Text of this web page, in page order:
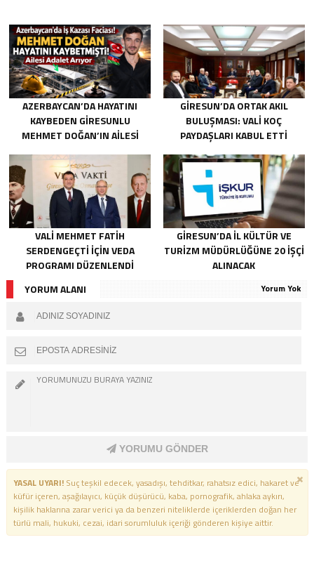
AZERBAYCAN’DA HAYATINI
KAYBEDEN GIRESUNLU
MEHMET DOĞAN’IN AILESI
GIRESUN’DA ORTAK AKIL
BULUŞMASI: VALI KOÇ
PAYDAŞLARI KABUL ETTI
VALI MEHMET FATIH
SERDENGEÇTI İÇIN VEDA
PROGRAMI DÜZENLENDI
GIRESUN’DA İL KÜLTÜR VE
TURIZM MÜDÜRLÜĞÜNE 20 İŞÇI
ALINACAK
YORUM ALANI
Yorum Yok
YORUMU GÖNDER
YASAL UYARI!Suç teşkil edecek, yasadışı, tehditkar, rahatsız edici, hakaret ve
küfür içeren, aşağılayıcı, küçük düşürücü, kaba, pornografik, ahlaka aykırı,
kişilik haklarına zarar verici ya da benzeri niteliklerde içeriklerden doğan her
türlü mali, hukuki, cezai, idari sorumluluk içeriği gönderen kişiye aittir.